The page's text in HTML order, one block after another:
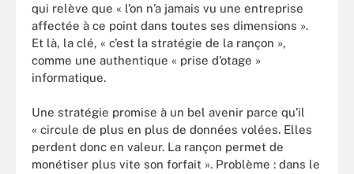
qui relève que « l’on n’a jamais vu une entreprise
affectée à ce point dans toutes ses dimensions ».
Et là, la clé, « c’est la stratégie de la rançon »,
comme une authentique « prise d’otage »
informatique.
Une stratégie promise à un bel avenir parce qu’il
« circule de plus en plus de données volées. Elles
perdent donc en valeur. La rançon permet de
monétiser plus vite son forfait ». Problème : dans le